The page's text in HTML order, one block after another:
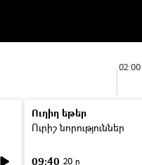
02:00
Ուղիղ եթեր
Ուրիշ նորություններ
09:40 20 ր